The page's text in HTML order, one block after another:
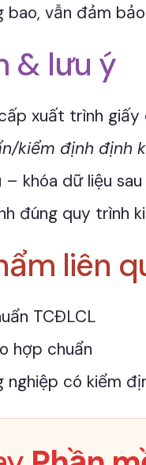
bao, vẫn đảm
& lưu ý
xuất trình
kiểm định định
khóa dữ liệu
đúng quy trình
liên
TCĐLCL
hợp chuẩn
nghiệp có kiểm